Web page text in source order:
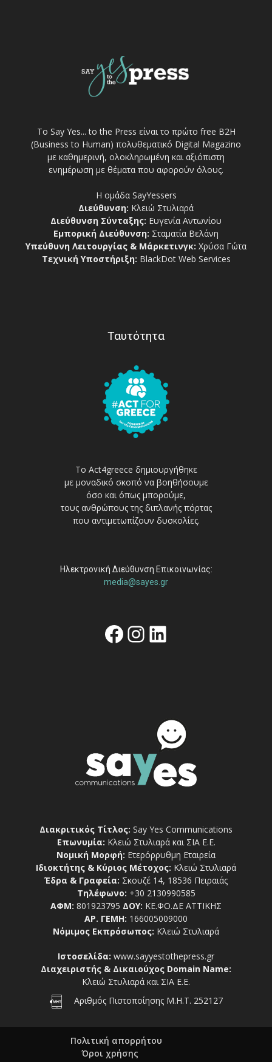
Το Say Yes... to the Press είναι το πρώτο free Β2Η
(Business to Human) πολυθεματικό Digital Magazino
με καθημερινή, ολοκληρωμένη και αξιόπιστη
ενημέρωση με θέματα που αφορούν όλους.
Η ομάδα SayYessers
Διεύθυνση: Κλειώ Στυλιαρά
Διεύθυνση Σύνταξης: Ευγενία Αντωνίου
Εμπορική Διεύθυνση: Σταματία Βελάνη
Υπεύθυνη Λειτουργίας & Μάρκετινγκ: Χρύσα Γώτα
Τεχνική Υποστήριξη: BlackDot Web Services
Ταυτότητα
Το Act4greece δημιουργήθηκε
με μοναδικό σκοπό να βοηθήσουμε
όσο και όπως μπορούμε,
τους ανθρώπους της διπλανής πόρτας
που αντιμετωπίζουν δυσκολίες.
Ηλεκτρονική Διεύθυνση Επικοινωνίας:
media@sayes.gr
Facebook
Instagram
Linkedin
Διακριτικός Τίτλος: Say Yes Communications
Επωνυμία: Κλειώ Στυλιαρά και ΣΙΑ Ε.Ε.
Νομική Μορφή: Ετερόρρυθμη Εταιρεία
Ιδιοκτήτης & Κύριος Μέτοχος: Κλειώ Στυλιαρά
Έδρα & Γραφεία: Σκουζέ 14, 18536 Πειραιάς
Τηλέφωνο: +30 2130990585
ΑΦΜ: 801923795 ΔΟΥ: ΚΕ.ΦΟ.ΔΕ ΑΤΤΙΚΗΣ
ΑΡ. ΓΕΜΗ: 166005009000
Νόμιμος Εκπρόσωπος: Κλειώ Στυλιαρά
Ιστοσελίδα: www.sayyestothepress.gr
Διαχειριστής & Δικαιούχος Domain Name:
Κλειώ Στυλιαρά και ΣΙΑ Ε.Ε.
Αριθμός Πιστοποίησης Μ.Η.Τ. 252127
Πολιτική απορρήτου
Όροι χρήσης